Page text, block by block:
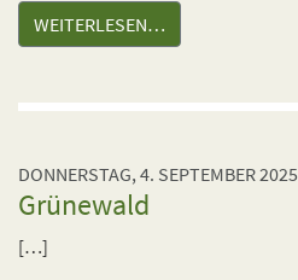
WEITERLESEN…
DONNERSTAG, 4. SEPTEMBER 2025
Grünewald
[…]